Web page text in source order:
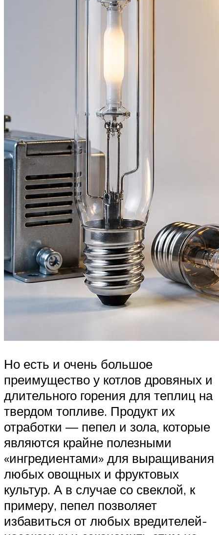
Но есть и очень большое
преимущество у котлов дровяных и
длительного горения для теплиц на
твердом топливе. Продукт их
отработки — пепел и зола, которые
являются крайне полезными
«ингредиентами» для выращивания
любых овощных и фруктовых
культур. А в случае со свеклой, к
примеру, пепел позволяет
избавиться от любых вредителей-